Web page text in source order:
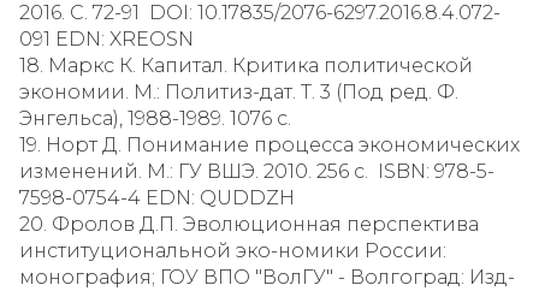
2016. С. 72-91 DOI: 10.17835/2076-6297.2016.8.4.072-
091 EDN: XREOSN
18. Маркс К. Капитал. Критика политической
экономии. М.: Политиз-дат. Т. 3 (Под ред. Ф.
Энгельса), 1988-1989. 1076 с.
19. Норт Д. Понимание процесса экономических
изменений. М.: ГУ ВШЭ. 2010. 256 с. ISBN: 978-5-
7598-0754-4 EDN: QUDDZH
20. Фролов Д.П. Эволюционная перспектива
институциональной эко-номики России:
монография; ГОУ ВПО "ВолГУ" - Волгоград: Изд-